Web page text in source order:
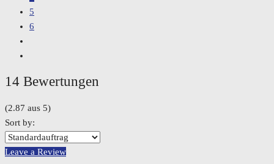
5
6
14 Bewertungen
(2.87 aus 5)
Sort by:
Leave a Review